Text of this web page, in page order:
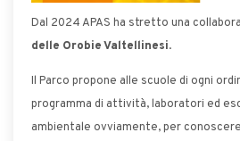
Dal 2024 APAS ha stretto una
delle Orobie Valtellinesi.
Il Parco propone alle scuole di ogni
programma di attività, laboratori ed
ambientale ovviamente, per